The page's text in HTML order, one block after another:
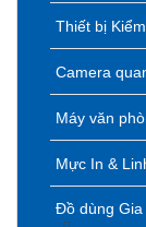
Thiết bị
Camera
Máy văn
Mực In &
Đồ dùng